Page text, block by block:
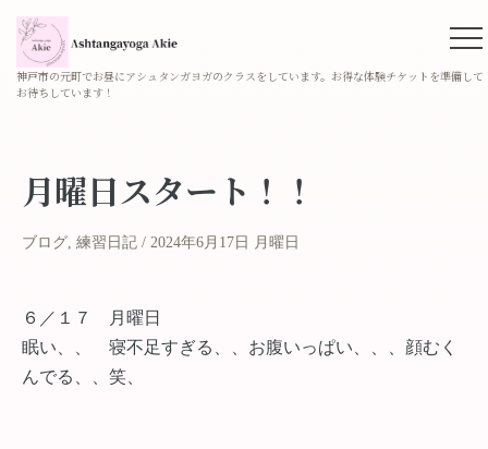
神戸市の元町でお昼にアシュタンガヨガのクラスをしています。お得な体験チケットを準備して
お待ちしています！
月曜日スタート！！
ブログ, 練習日記 2024年6月17日 月曜日
６／１７ 月曜日
眠い、、 寝不足すぎる、、お腹いっぱい、、、顔むく
んでる、、笑、